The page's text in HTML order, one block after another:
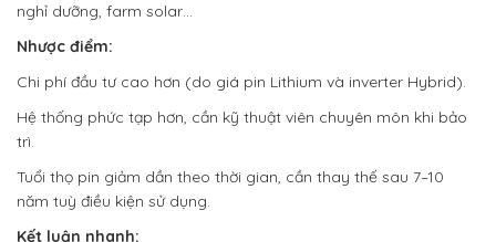
nghỉ dưỡng, farm solar…
Nhược điểm:
Chi phí đầu tư cao hơn (do giá pin Lithium và inverter Hybrid).
Hệ thống phức tạp hơn, cần kỹ thuật viên chuyên môn khi bảo
trì.
Tuổi thọ pin giảm dần theo thời gian, cần thay thế sau 7–10
năm tuỳ điều kiện sử dụng.
Kết luận nhanh: